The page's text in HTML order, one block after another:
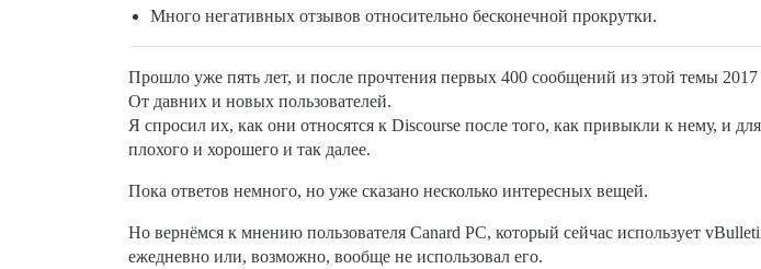
Много негативных отзывов относительно бесконечной прокрутки.
Прошло уже пять лет, и после прочтения первых 400 сообщений из этой темы 2017
От давних и новых пользователей.
Я спросил их, как они относятся к Discourse после того, как привыкли к нему, и
плохого и хорошего и так далее.
Пока ответов немного, но уже сказано несколько интересных вещей.
Но вернёмся к мнению пользователя Canard PC, который сейчас использует
ежедневно или, возможно, вообще не использовал его.